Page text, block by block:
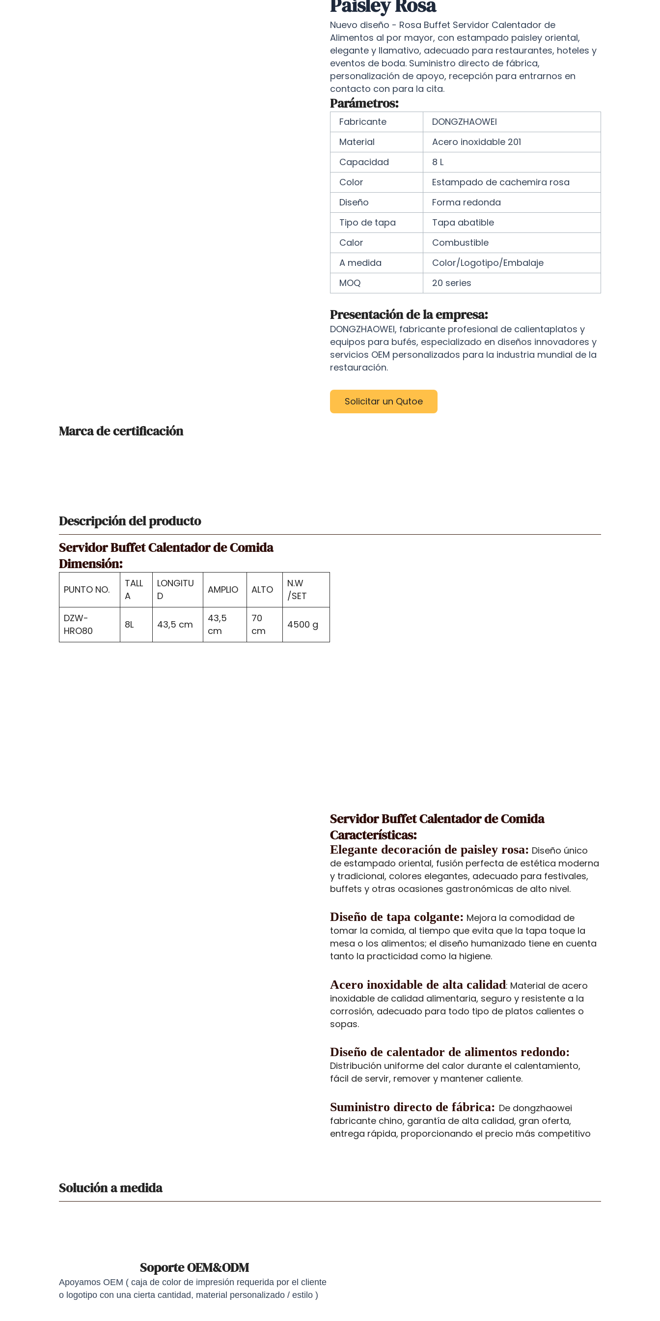
Nuevo diseño - Rosa Buffet Servidor Calentador de
Alimentos al por mayor, con estampado paisley oriental,
elegante y llamativo, adecuado para restaurantes, hoteles y
eventos de boda. Suministro directo de fábrica,
personalización de apoyo, recepción para entrarnos en
contacto con para la cita.
Parámetros:
Fabricante
DONGZHAOWEI
Material
Acero inoxidable 201
Capacidad
8 L
Color
Estampado de cachemira rosa
Diseño
Forma redonda
Tipo de tapa
Tapa abatible
Calor
Combustible
A medida
Color/Logotipo/Embalaje
MOQ
20 series
Presentación de la empresa:
DONGZHAOWEI, fabricante profesional de calientaplatos y
equipos para bufés, especializado en diseños innovadores y
servicios OEM personalizados para la industria mundial de la
restauración.
Solicitar un Qutoe
Marca de certificación
Descripción del producto
Servidor Buffet Calentador de Comida
Dimensión:
PUNTO NO.
TALL
A
LONGITU
D
AMPLIO ALTO
N.W
/SET
DZW-
HRO80
8L 43,5 cm
43,5
cm
70
cm
4500 g
Servidor Buffet Calentador de Comida
Características:
Elegante decoración de paisley rosa: Diseño único
de estampado oriental, fusión perfecta de estética moderna
y tradicional, colores elegantes, adecuado para festivales,
buffets y otras ocasiones gastronómicas de alto nivel.
Diseño de tapa colgante: Mejora la comodidad de
tomar la comida, al tiempo que evita que la tapa toque la
mesa o los alimentos; el diseño humanizado tiene en cuenta
tanto la practicidad como la higiene.
Acero inoxidable de alta calidad: Material de acero
inoxidable de calidad alimentaria, seguro y resistente a la
corrosión, adecuado para todo tipo de platos calientes o
sopas.
Diseño de calentador de alimentos redondo:
Distribución uniforme del calor durante el calentamiento,
fácil de servir, remover y mantener caliente.
Suministro directo de fábrica: De dongzhaowei
fabricante chino, garantía de alta calidad, gran oferta,
entrega rápida, proporcionando el precio más competitivo
Solución a medida
Soporte OEM&ODM
Apoyamos OEM ( caja de color de impresión requerida por el cliente
o logotipo con una cierta cantidad, material personalizado / estilo )